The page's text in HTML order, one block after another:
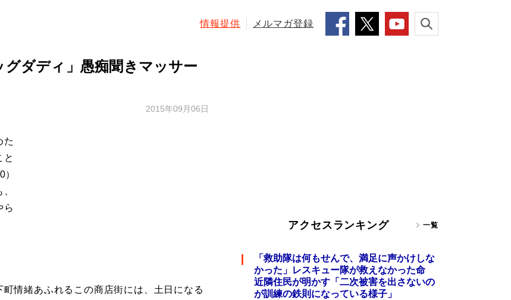
情報提供 メルマガ登録
ダディ」愚痴聞きマッサー
2015年09月06日
た
と
ら
情緒あふれるこの商店街には、土日になる
アクセスランキング 一覧
「救助隊は何もせんで、満足に声かけしな
かった」レスキュー隊が救えなかった命
近隣住民が明かす「二次被害を出さないの
が訓練の鉄則になっている様子」